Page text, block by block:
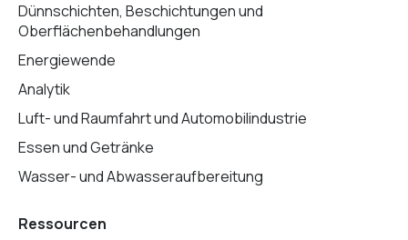
Dünnschichten, Beschichtungen und
Oberflächenbehandlungen
Energiewende
Analytik
Luft- und Raumfahrt und Automobilindustrie
Essen und Getränke
Wasser- und Abwasseraufbereitung
Ressourcen